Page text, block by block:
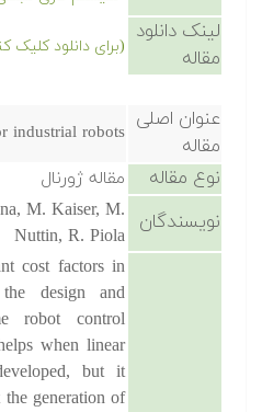
لینک دانلود
مقاله
(برای دانلود کلیک
عنوان اصلی
مقاله
industrial robots
نوع مقاله مقاله ژورنال
نویسندگان
M. Kaiser, M.
Nuttin, R. Piola
cost factors in
design and
robot control
when linear
but it
generation of